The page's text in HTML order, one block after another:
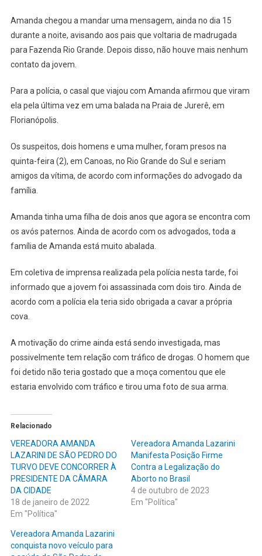
É
ENCONTRADO
ENTERRADO
Amanda chegou a mandar uma mensagem, ainda no dia 15
durante a noite, avisando aos pais que voltaria de madrugada
para Fazenda Rio Grande. Depois disso, não houve mais nenhum
contato da jovem.
Para a polícia, o casal que viajou com Amanda afirmou que viram
ela pela última vez em uma balada na Praia de Jurerê, em
Florianópolis.
Os suspeitos, dois homens e uma mulher, foram presos na
quinta-feira (2), em Canoas, no Rio Grande do Sul e seriam
amigos da vítima, de acordo com informações do advogado da
família.
Amanda tinha uma filha de dois anos que agora se encontra com
os avós paternos. Ainda de acordo com os advogados, toda a
família de Amanda está muito abalada.
Em coletiva de imprensa realizada pela polícia nesta tarde, foi
informado que a jovem foi assassinada com dois tiro. Ainda de
acordo com a polícia ela teria sido obrigada a cavar a própria
cova.
A motivação do crime ainda está sendo investigada, mas
possivelmente tem relação com tráfico de drogas. O homem que
foi detido não teria gostado que a moça comentou que ele
estaria envolvido com tráfico e tirou uma foto de sua arma.
Relacionado
VEREADORA AMANDA
LAZARINI DE SÃO PEDRO DO
TURVO DEVE CONCORRER À
PRESIDENTE DA CÂMARA
DA CIDADE
18 de janeiro de 2022
Em "Política"
Vereadora Amanda Lazarini
Manifesta Posição Firme
Contra a Legalização do
Aborto no Brasil
4 de outubro de 2023
Em "Política"
Vereadora Amanda Lazarini
conquista novo veículo para